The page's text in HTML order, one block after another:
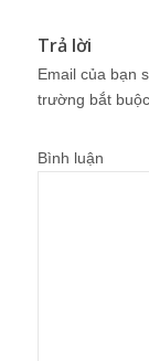
Trả lời
Email của bạn
trường bắt
Bình luận